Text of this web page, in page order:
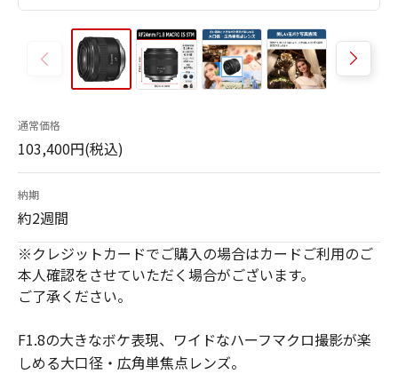
通常価格
103,400円(税込)
納期
約2週間
※クレジットカードでご購入の場合はカードご利用のご
本人確認をさせていただく場合がございます。
ご了承ください。
F1.8の大きなボケ表現、ワイドなハーフマクロ撮影が楽
しめる大口径・広角単焦点レンズ。